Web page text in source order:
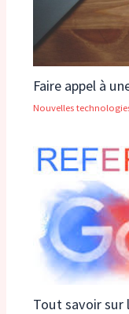
Faire appel à
Nouvelles
Tout savoir sur